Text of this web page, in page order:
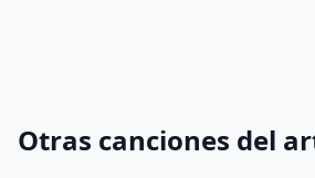
Otras canciones del